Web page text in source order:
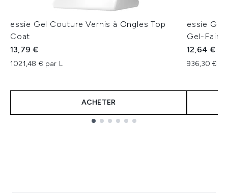
essie Gel Couture Vernis à Ongles Top
Coat
13,79 €
1021,48 € par L
ACHETER
essie Gel
Gel-Fairy
12,64 €
936,30 €